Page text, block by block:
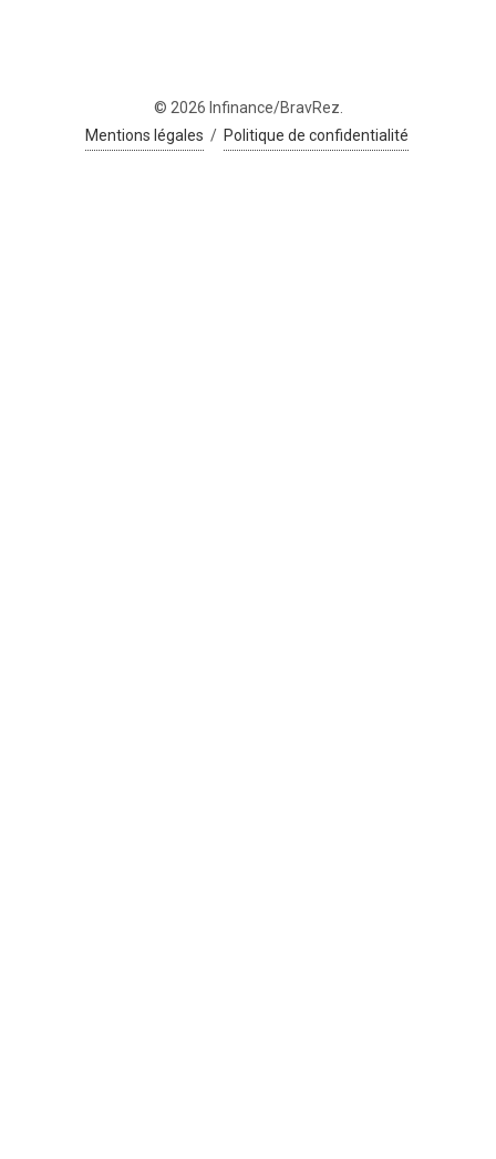
© 2026 Infinance/BravRez.
Mentions légales / Politique de confidentialité